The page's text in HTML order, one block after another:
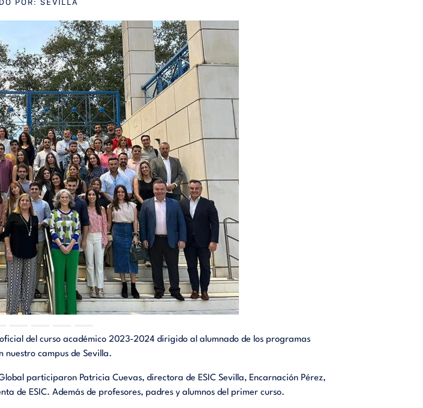
POR: SEVILLA
del curso académico 2023-2024 dirigido al alumnado de los programas
nuestro campus de Sevilla.
participaron Patricia Cuevas, directora de ESIC Sevilla, Encarnación Pérez,
de ESIC. Además de profesores, padres y alumnos del primer curso.